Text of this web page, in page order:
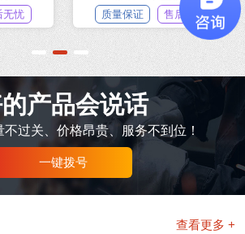
无忧 质量保证 售后无忧
1 2 3
产品会说话
过关、价格昂贵、服务不到位！
一键拨号
查看更多 +